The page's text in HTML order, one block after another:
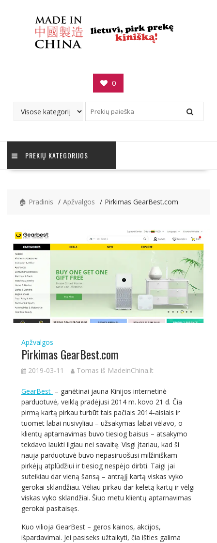
0
PREKIŲ KATEGORIJOS
🏠 Pradinis Apžvalgos Pirkimas GearBest.com
Apžvalgos
Pirkimas GearBest.com
2019-03-11 Tomas iš MadeinChina.lt
GearBest – ganėtinai jauna Kinijos internetinė
parduotuvė, veiklą pradėjusi 2014 m. kovo 21 d. Čia
pirmą kartą pirkau turbūt tais pačiais 2014-aisiais ir
tuomet labai nusivyliau – užsakymas labai vėlavo, o
klientų aptarnavimas buvo tiesiog baisus – atsakymo
tekdavo laukti ilgiau nei savaitę. Visgi įtariau, kad ši
nauja parduotuvė buvo nepasiruošusi milžiniškam
pirkėjų atplūdžiui ir tiesiog nespėjo dirbti. Taigi jai
suteikiau dar vieną šansą – antrąjį kartą viskas vyko
gerokai sklandžiau. Vėliau pirkau dar keletą kartų ir vėlgi
viskas vyko sklandžiai. Šiuo metu klientų aptarnavimas
gerokai pasitaisęs.
Kuo vilioja GearBest – geros kainos, akcijos,
išpardavimai. Jei pasiseks užtaikyti, čia išties galima